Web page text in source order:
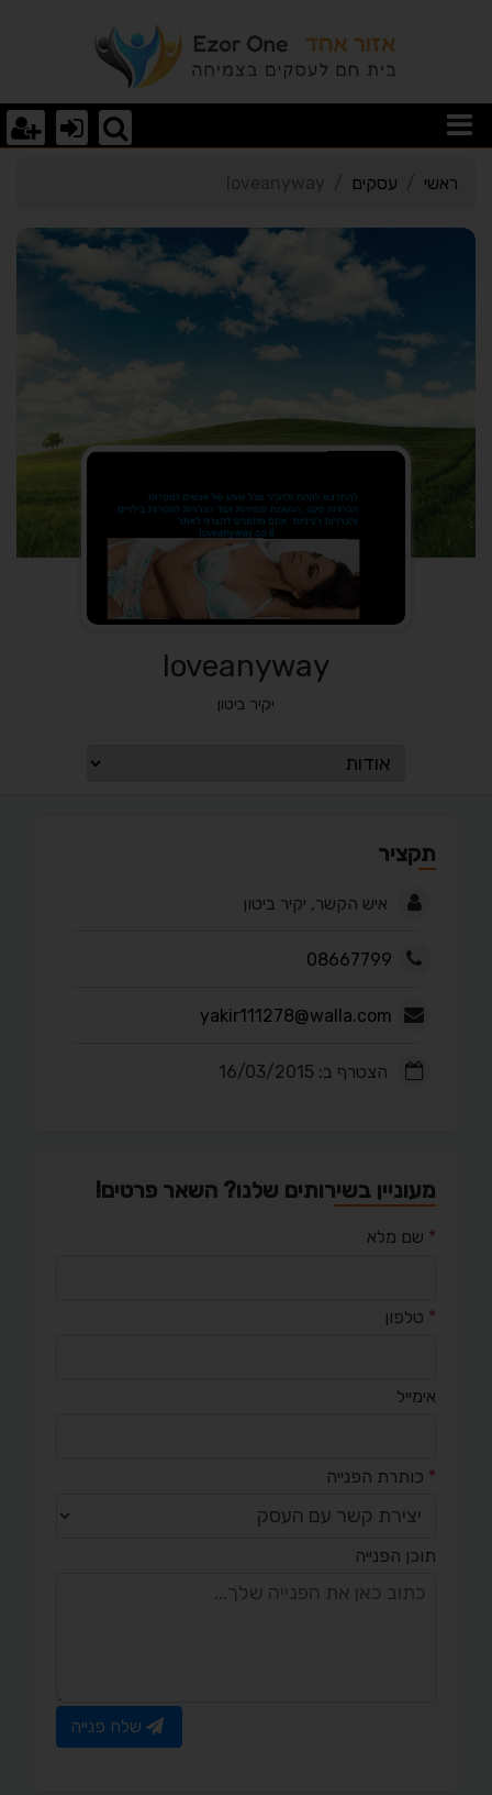
פרטי כרטיס העסק loveanyway
ראשי עסקים loveanyway
loveanyway
יקיר ביטון
תקציר
איש הקשר, יקיר ביטון
08667799
yakir111278@walla.com
הצטרף ב: 16/03/2015
מעוניין בשירותים שלנו? השאר פרטים!
* שם מלא
* טלפון
אימייל
* כותרת הפנייה
תוכן הפנייה
שלח פנייה